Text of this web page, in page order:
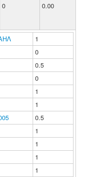
0 0.00
1
0
0.5
0
1
1
0.5
1
1
1
1